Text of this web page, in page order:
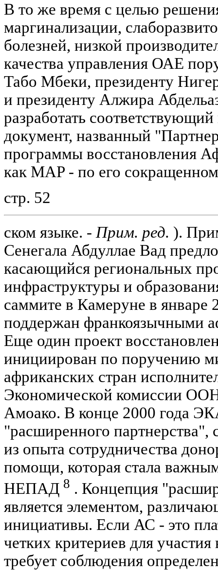
В то же время с целью
маргинализации,
болезней, низкой
качества управления ОАЕ
Табо Мбеки, президенту
и президенту Алжира
разработать
документ, названный
программы восстановления
как MAP - по его
стр. 52
ском языке. - Прим. ред. ).
Сенегала Абдуллае Вад
касающийся региональных
инфраструктуры и
саммите в Камеруне в январе
поддержан франкоязычными
Еще один проект
инициирован по поручению
африканских стран
Экономической комиссии
Амоако. В конце 2000 года
"расширенного
из опыта сотрудничества
помощи, которая стала
НЕПАД 8 . Концепция
является элементом,
инициативы. Если АС - это
четких критериев для
требует соблюдения